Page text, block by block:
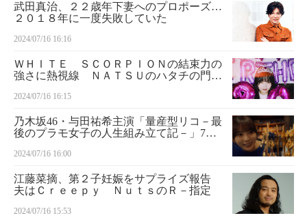
武田真治、２２歳年下妻へのプロポーズ…
２０１８年に一度失敗していた
2024/07/16 16:16
ＷＨＩＴＥ ＳＣＯＲＰＩＯＮの結束力の
強さに熱視線 ＮＡＴＳＵのハタチの門出
2024/07/16 16:15
乃木坂46・与田祐希主演「量産型リコ－最
後のプラモ女子の人生組み立て記－」7月
（矢柴俊博）が「百式」を作りながら亡き
2024/07/16 16:00
江藤菜摘、第２子妊娠をサプライズ報告
夫はＣｒｅｅｐｙ ＮｕｔｓのＲ－指定
2024/07/16 15:53